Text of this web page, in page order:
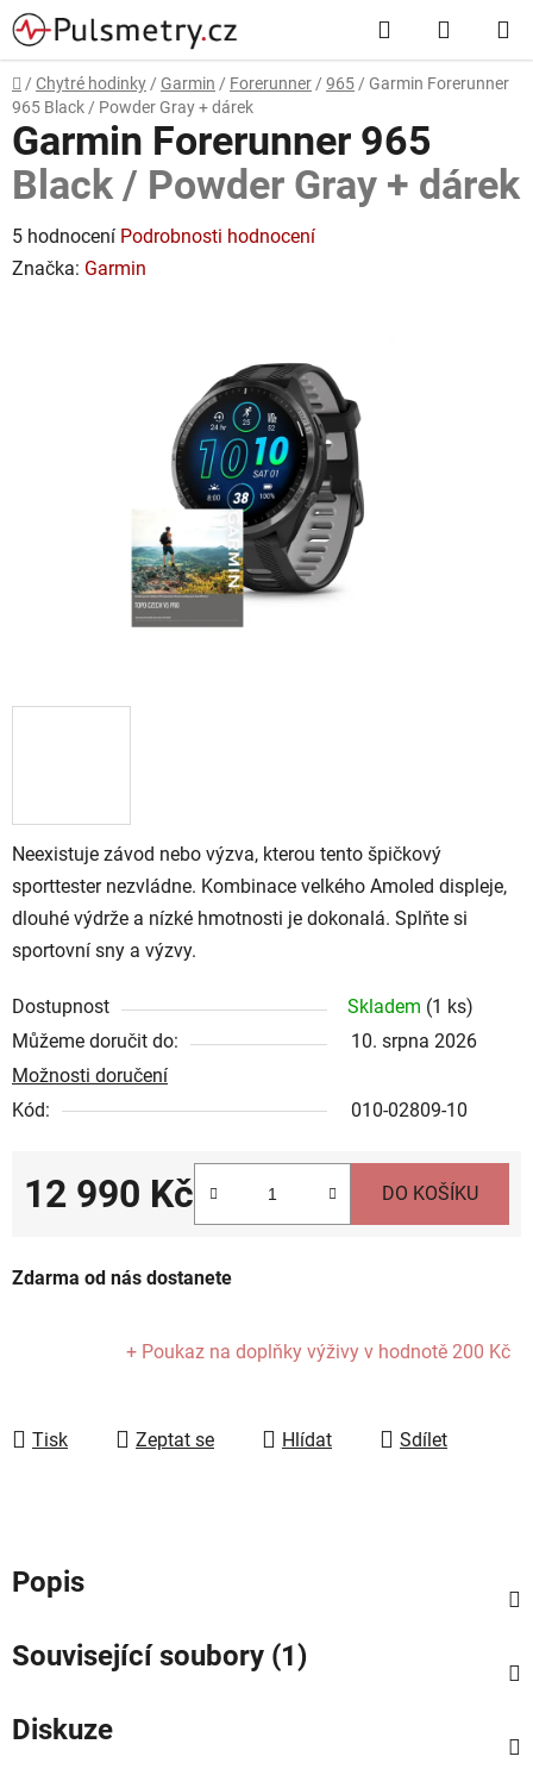
Přejít
na
obsah
Hledat
KOŠÍK
Domů
/ Chytré hodinky / Garmin / Forerunner / 965 / Garmin Forerunner
965 Black / Powder Gray + dárek
Neexistuje závod nebo výzva, kterou tento špičkový
sporttester nezvládne. Kombinace velkého Amoled displeje,
dlouhé výdrže a nízké hmotnosti je dokonalá. Splňte si
sportovní sny a výzvy.
Dostupnost Skladem (1 ks)
Můžeme doručit do:
10. srpna 2026
Možnosti doručení
Kód:
010-02809-10
12 990 Kč DO KOŠÍKU
Zdarma od nás dostanete
+ Poukaz na doplňky výživy v hodnotě 200 Kč
Tisk Zeptat se Hlídat Sdílet
Garmin Forerunner 965
Black / Powder Gray + dárek
Průměrné
hodnocení
5 hodnocení Podrobnosti hodnocení
Značka: Garmin
Popis
Související soubory (1)
Diskuze